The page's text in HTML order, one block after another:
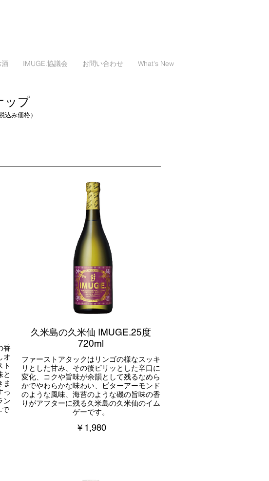
IMUGE.協議会 お問い合わせ What's New
ップ
み価格）
香
オ
ト
と
ま
っ
ン
で
久米島の久米仙 IMUGE.25度
720ml
ファーストアタックはリンゴの様なスッキ
リとした甘み、その後ピリッとした辛口に
変化、コクや旨味が余韻として残るなめら
かでやわらかな味わい、ビターアーモンド
のような風味、海苔のような磯の旨味の香
りがアフターに残る久米島の久米仙のイム
ゲーです。
￥1,980